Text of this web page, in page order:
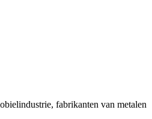
fabrikanten van metalen